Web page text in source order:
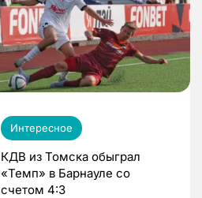
Интересное
КДВ из Томска обыграл
«Темп» в Барнауле со
счетом 4:3